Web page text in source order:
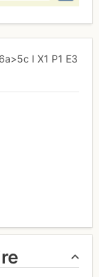
6a>5c I X1 P1 E3